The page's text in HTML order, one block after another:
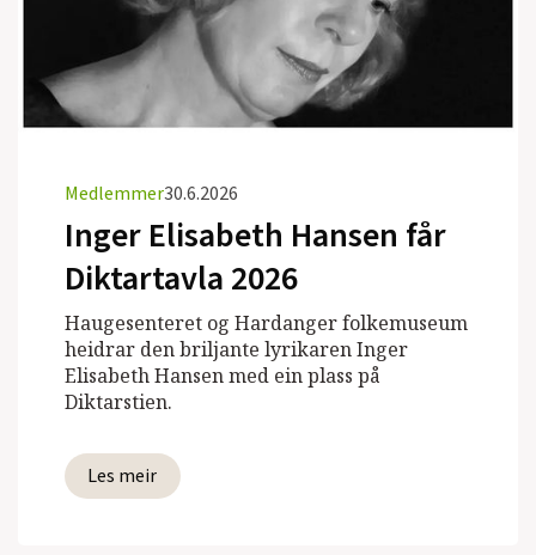
Medlemmer30.6.2026
Inger Elisabeth Hansen får
Diktartavla 2026
Haugesenteret og Hardanger folkemuseum
heidrar den briljante lyrikaren Inger
Elisabeth Hansen med ein plass på
Diktarstien.
Les meir